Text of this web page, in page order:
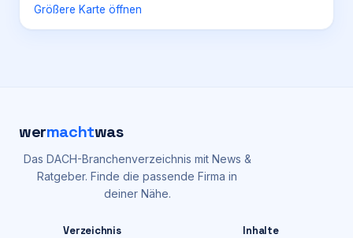
Größere Karte öffnen
wermachtwas
Das DACH-Branchenverzeichnis mit News &
Ratgeber. Finde die passende Firma in
deiner Nähe.
Verzeichnis
Inhalte